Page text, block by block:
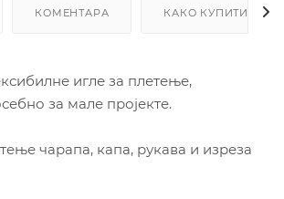
КОМЕНТАРА КАКО КУПИТИ
игле за плетење,
за мале пројекте.
чарапа, капа, рукава и изреза